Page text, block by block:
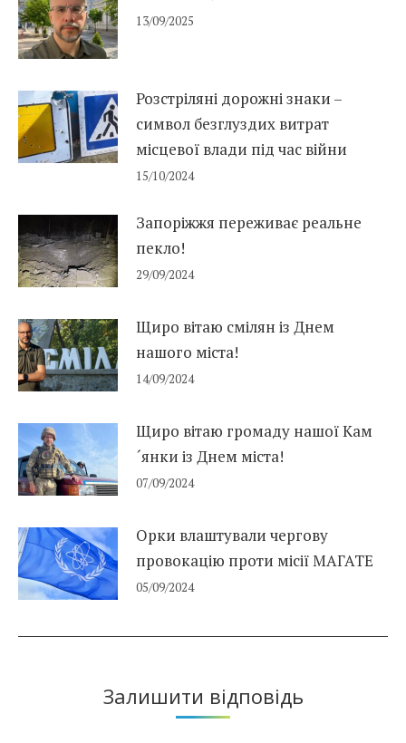
13/09/2025
Розстріляні дорожні знаки –
символ безглуздих витрат
місцевої влади під час війни
15/10/2024
Запоріжжя переживає реальне
пекло!
29/09/2024
Щиро вітаю смілян із Днем
нашого міста!
14/09/2024
Щиро вітаю громаду нашої Кам
´янки із Днем міста!
07/09/2024
Орки влаштували чергову
провокацію проти місії МАГАТЕ
05/09/2024
Залишити відповідь